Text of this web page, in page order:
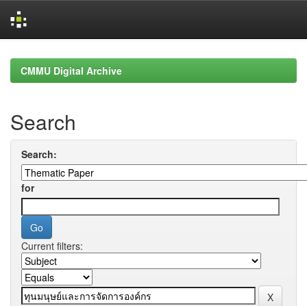
navigationCMMU Digital Archive
Search
Search:
for
Current filters: